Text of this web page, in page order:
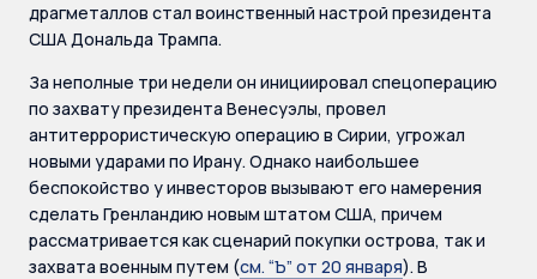
драгметаллов стал воинственный настрой президента
США Дональда Трампа.
За неполные три недели он инициировал спецоперацию
по захвату президента Венесуэлы, провел
антитеррористическую операцию в Сирии, угрожал
новыми ударами по Ирану. Однако наибольшее
беспокойство у инвесторов вызывают его намерения
сделать Гренландию новым штатом США, причем
рассматривается как сценарий покупки острова, так и
захвата военным путем (см. “Ъ” от 20 января). В